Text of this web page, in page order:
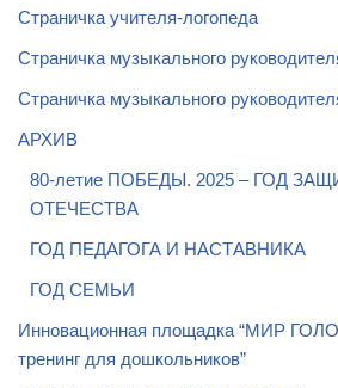
Страничка учителя-логопеда
Страничка музыкального
Страничка музыкального
АРХИВ
80-летие ПОБЕДЫ. 2025 – ГОД
ОТЕЧЕСТВА
ГОД ПЕДАГОГА И НАСТАВНИКА
ГОД СЕМЬИ
Инновационная площадка “МИР
тренинг для дошкольников”